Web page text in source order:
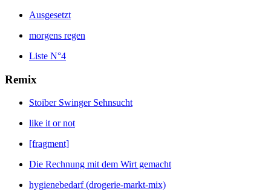
Ausgesetzt
morgens regen
Liste N°4
Remix
Stoiber Swinger Sehnsucht
like it or not
[fragment]
Die Rechnung mit dem Wirt gemacht
hygienebedarf (drogerie-markt-mix)